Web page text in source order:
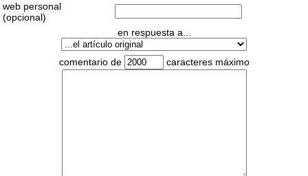
web personal
(opcional)
en respuesta a...
comentario de caracteres máximo